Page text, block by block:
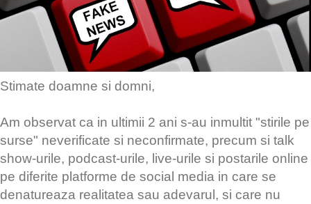
Stimate doamne si domni,
Am observat ca in ultimii 2 ani s-au inmultit "stirile pe
surse" neverificate si neconfirmate, precum si talk
show-urile, podcast-urile, live-urile si postarile online
pe diferite platforme de social media in care se
denatureaza realitatea sau adevarul, si care nu